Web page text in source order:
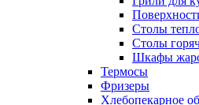
Столы
Столы
Шкафы
Термосы
Фризеры
Хлебопекарное